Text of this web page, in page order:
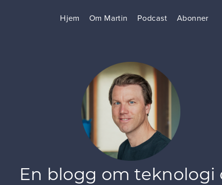
Hjem Om Martin Podcast Abonner
En blogg om teknologi